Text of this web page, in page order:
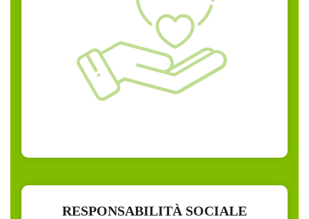
RESPONSABILITÀ SOCIALE